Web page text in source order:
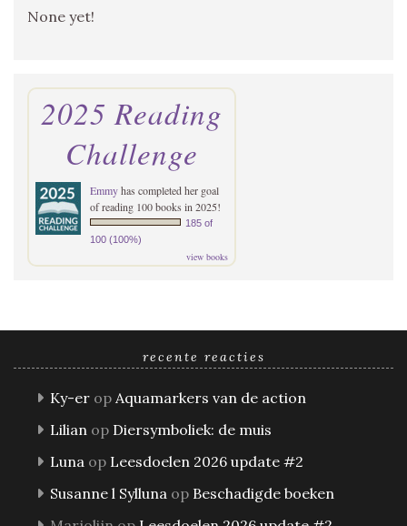
None yet!
2025 Reading
Challenge
Emmyhas completed her goal
of reading 100 books in 2025!
185 of
100 (100%)
view books
recente reacties
Ky-er op Aquamarkers van de action
Lilian op Diersymboliek: de muis
Luna op Leesdoelen 2026 update #2
Susanne l Sylluna op Beschadigde boeken